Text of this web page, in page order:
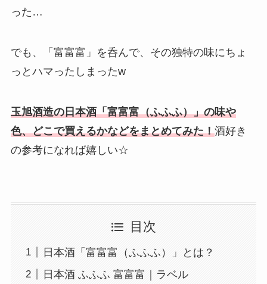
った…
でも、「富富富」を呑んで、その独特の味にちょ
っとハマったしまったw
玉旭酒造の日本酒「富富富（ふふふ）」の味や
色、どこで買えるかなどをまとめてみた！酒好き
の参考になれば嬉しい☆
目次
日本酒「富富富（ふふふ）」とは？
日本酒 ふふふ 富富富｜ラベル